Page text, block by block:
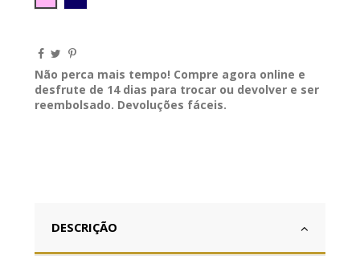
Não perca mais tempo! Compre agora online e
desfrute de 14 dias para trocar ou devolver e ser
reembolsado. Devoluções fáceis.
DESCRIÇÃO